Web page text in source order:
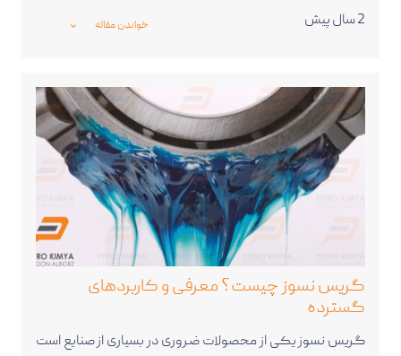
2 سال پیش
خواندن مقاله _expand_more_
گریس نسوز چیست؟ معرفی و کاربردهای
گسترده
گریس نسوز یکی از محصولات ضروری در بسیاری از صنایع است